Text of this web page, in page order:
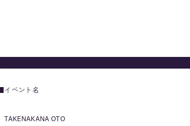
■イベント名
TAKENAKANA OTO